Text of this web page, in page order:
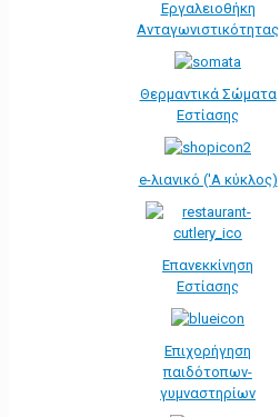
Εργαλειοθήκη
Ανταγωνιστικότητας
Θερμαντικά Σώματα
Εστίασης
e-λιανικό ('Α κύκλος)
Επανεκκίνηση
Εστίασης
Επιχορήγηση
παιδότοπων-
γυμναστηρίων